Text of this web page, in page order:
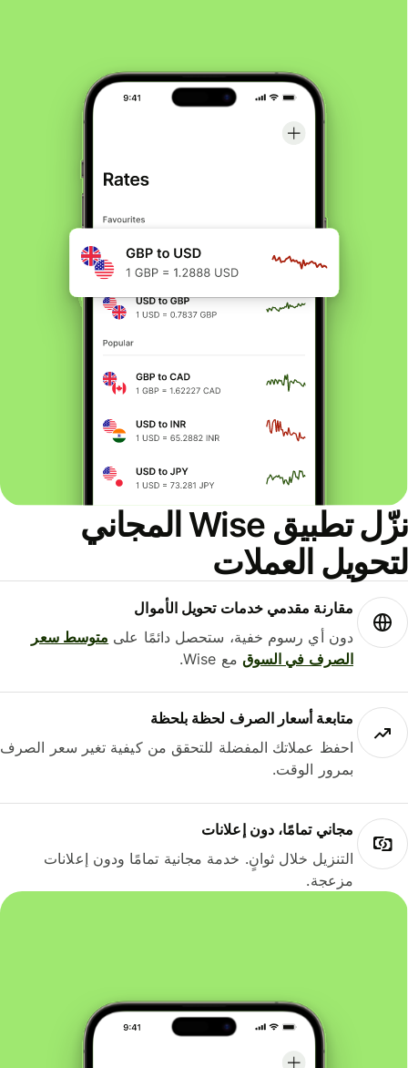
نزّل تطبيق Wise المجاني
العملات
مقارنة مقدمي خدمات تحويل الأموال
دون أي رسوم خفية، ستحصل دائمًا علىمتوسط ​​سعر
الصرف في السوقمع Wise.
متابعة أسعار الصرف لحظة بلحظة
احفظ عملاتك المفضلة للتحقق من كيفية تغير سعر الصرف
بمرور الوقت.
مجاني تمامًا، دون إعلانات
التنزيل خلال ثوانٍ. خدمة مجانية تمامًا ودون إعلانات
مزعجة.